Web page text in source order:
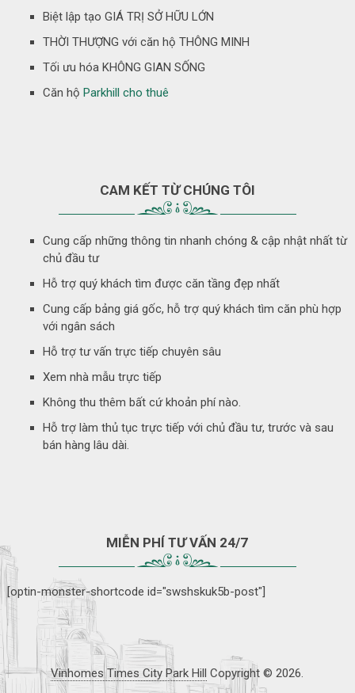
Biệt lập tạo GIÁ TRỊ SỞ HỮU LỚN
THỜI THƯỢNG với căn hộ THÔNG MINH
Tối ưu hóa KHÔNG GIAN SỐNG
Căn hộParkhill cho thuê
CAM KẾT TỪ CHÚNG TÔI
Cung cấp những thông tin nhanh chóng & cập nhật nhất từ
chủ đầu tư
Hỗ trợ quý khách tìm được căn tầng đẹp nhất
Cung cấp bảng giá gốc, hỗ trợ quý khách tìm căn phù hợp
với ngân sách
Hỗ trợ tư vấn trực tiếp chuyên sâu
Xem nhà mẫu trực tiếp
Không thu thêm bất cứ khoản phí nào.
Hỗ trợ làm thủ tục trực tiếp với chủ đầu tư, trước và sau
bán hàng lâu dài.
MIỄN PHÍ TƯ VẤN 24/7
[optin-monster-shortcode id="swshskuk5b-post"]
Vinhomes Times City Park Hill Copyright © 2026.